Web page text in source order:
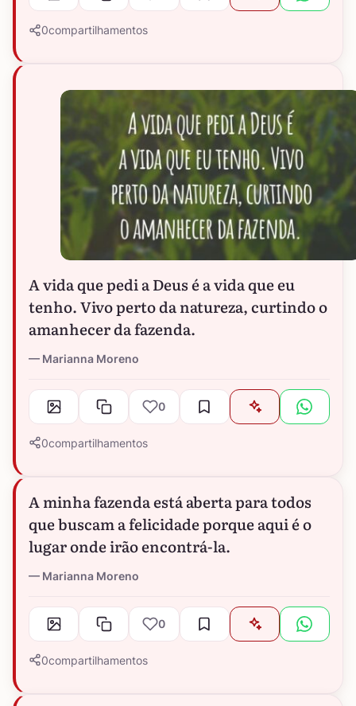
0compartilhamentos
A vida que pedi a Deus é a vida que eu
tenho. Vivo perto da natureza, curtindo o
amanhecer da fazenda.
Marianna Moreno
0
0compartilhamentos
A minha fazenda está aberta para todos
que buscam a felicidade porque aqui é o
lugar onde irão encontrá-la.
Marianna Moreno
0
0compartilhamentos